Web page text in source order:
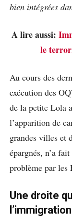
bien intégrées
A lire aussi:
le
Au cours des
exécution des
de la petite Lola
l’apparition de
grandes villes et
épargnés, n’a
problème par les
Une droite
l’immigration